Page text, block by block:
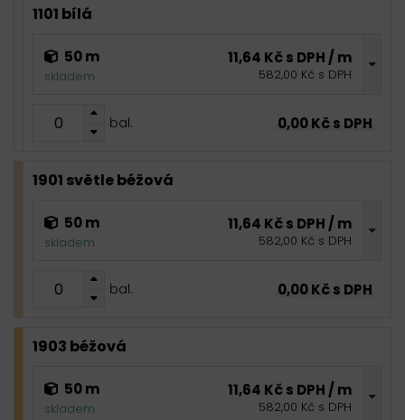
1101 bílá
50 m
skladem
11,64 Kč s DPH / m
582,00 Kč s DPH
bal. 0,00 Kč s DPH
1901 světle béžová
50 m
skladem
11,64 Kč s DPH / m
582,00 Kč s DPH
bal. 0,00 Kč s DPH
1903 béžová
50 m
skladem
11,64 Kč s DPH / m
582,00 Kč s DPH